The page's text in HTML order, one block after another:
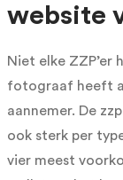
website
Niet elke ZZP’er
fotograaf heeft
aannemer. De
ook sterk per
vier meest